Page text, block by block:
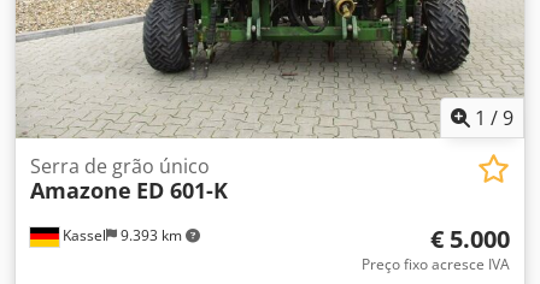
1 /9
Kassel 9.393 km
Serra de grão único
Amazone ED 601-K
€ 5.000
Preço fixo acresce IVA